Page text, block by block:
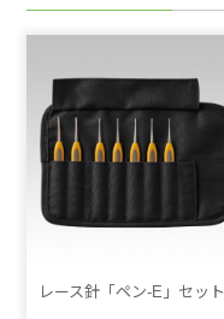
レース針「ペン-E」セット